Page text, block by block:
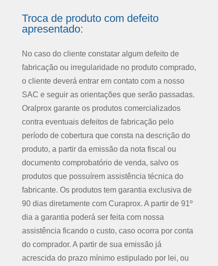
Troca de produto com defeito
apresentado:
No caso do cliente constatar algum defeito de
fabricação ou irregularidade no produto comprado,
o cliente deverá entrar em contato com a nosso
SAC e seguir as orientações que serão passadas.
Oralprox garante os produtos comercializados
contra eventuais defeitos de fabricação pelo
período de cobertura que consta na descrição do
produto, a partir da emissão da nota fiscal ou
documento comprobatório de venda, salvo os
produtos que possuírem assistência técnica do
fabricante. Os produtos tem garantia exclusiva de
90 dias diretamente com Curaprox. A partir de 91º
dia a garantia poderá ser feita com nossa
assistência ficando o custo, caso ocorra por conta
do comprador. A partir de sua emissão já
acrescida do prazo mínimo estipulado por lei, ou